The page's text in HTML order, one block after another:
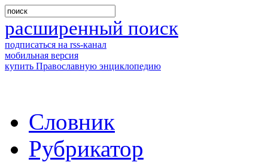
расширенный поиск
подписаться на rss-канал
мобильная версия
купить Православную энциклопедию
Словник
Рубрикатор